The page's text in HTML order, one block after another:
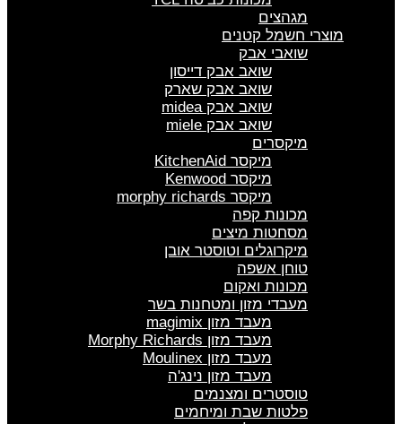
מגהצים
מוצרי חשמל קטנים
שואבי אבק
שואב אבק דייסון
שואב אבק שארק
שואב אבק midea
שואב אבק miele
מיקסרים
מיקסר KitchenAid
מיקסר Kenwood
מיקסר morphy richards
מכונות קפה
מסחטות מיצים
מיקרוגלים וטוסטר אובן
טוחן אשפה
מכונות ואקום
מעבדי מזון ומטחנות בשר
מעבד מזון magimix
מעבד מזון Morphy Richards
מעבד מזון Moulinex
מעבד מזון נינג'ה
טוסטרים ומצנמים
פלטות שבת ומיחמים